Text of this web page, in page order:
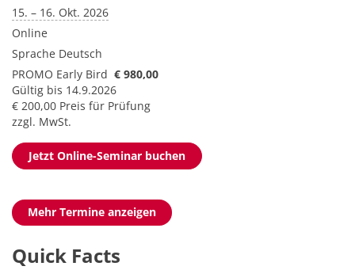
15. – 16. Okt. 2026
Online
Sprache Deutsch
PROMO Early Bird € 980,00
Gültig bis 14.9.2026
€ 200,00 Preis für Prüfung
zzgl. MwSt.
Jetzt Online-Seminar buchen
Mehr Termine anzeigen
Quick Facts